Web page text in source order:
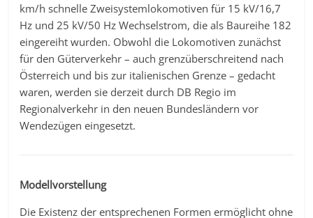
km/h schnelle Zweisystemlokomotiven für 15 kV/16,7
Hz und 25 kV/50 Hz Wechselstrom, die als Baureihe 182
eingereiht wurden. Obwohl die Lokomotiven zunächst
für den Güterverkehr – auch grenzüberschreitend nach
Österreich und bis zur italienischen Grenze – gedacht
waren, werden sie derzeit durch DB Regio im
Regionalverkehr in den neuen Bundesländern vor
Wendezügen eingesetzt.
Modellvorstellung
Die Existenz der entsprechenen Formen ermöglicht ohne